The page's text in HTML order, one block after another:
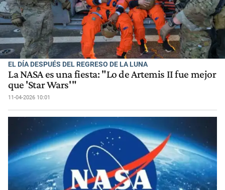
EL DÍA DESPUÉS DEL REGRESO DE LA LUNA
La NASA es una fiesta: "Lo de Artemis II fue mejor
que 'Star Wars'"
11-04-2026 10:01